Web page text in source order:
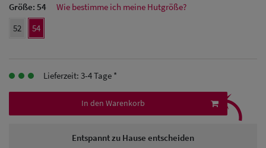
Herren UV-
Schutz Caps
Sonnenschilder
Größe: 54
Wie bestimme ich meine Hutgröße?
52
54
Lieferzeit: 3-4 Tage *
In den Warenkorb
Entspannt zu Hause entscheiden
⤹